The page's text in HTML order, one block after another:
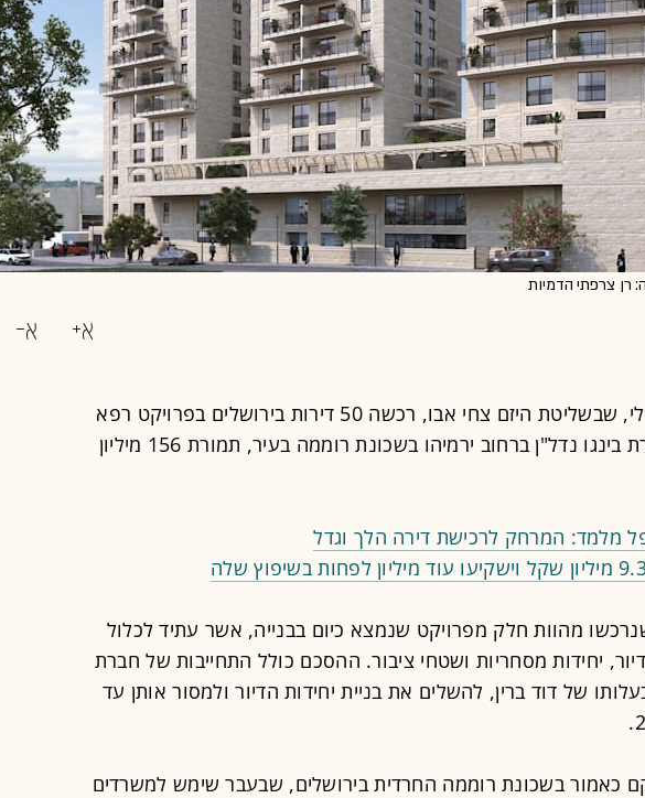
רן צרפתי הדמיות
חברת אבו פמילי, שבשליטת היזם צחי אבו, רכשה 50 דירות בירושלים בפרויקט רפא
טריפל של חברת בינגו נדל"ן ברחוב ירמיהו בשכונת רוממה בעיר, תמורת 156 מיליון
מלמד: המרחק לרכישת דירה הלך וגדל
מהוות חלק מפרויקט שנמצא כיום בבנייה, אשר עתיד לכלול
דיור, יחידות מסחריות ושטחי ציבור. ההסכם כולל התחייבות של חברת
של דוד ברין, להשלים את בניית יחידות הדיור ולמסור אותן עד
כאמור בשכונת רוממה החרדית בירושלים, שבעבר שימש למשרדים